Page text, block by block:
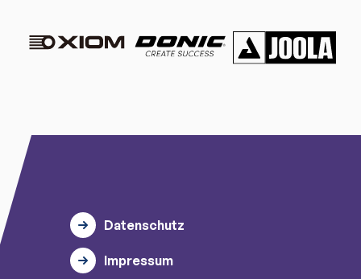
Datenschutz
Impressum